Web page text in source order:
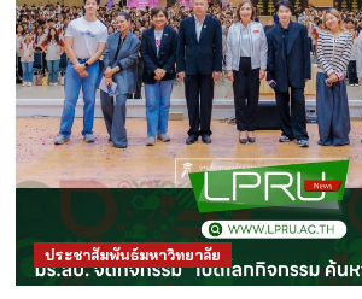
ประชาสัมพันธ์มหาวิทยาลัย